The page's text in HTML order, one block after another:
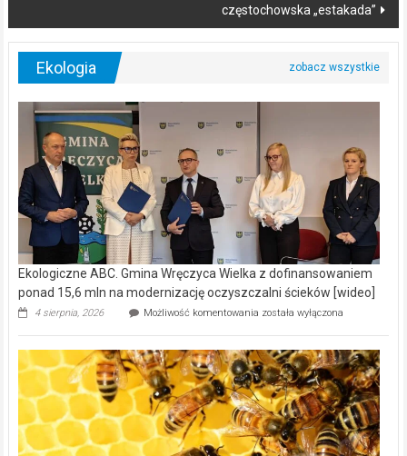
częstochowska „estakada”
Ekologia
Ekologiczne ABC. Gmina Wręczyca Wielka z dofinansowaniem
ponad 15,6 mln na modernizację oczyszczalni ścieków [wideo]
4 sierpnia, 2026 Możliwość komentowania Ekologiczne
Wręczyca
Wielka
z
dofinansowaniem
ponad
15,6
mln
została wyłączona